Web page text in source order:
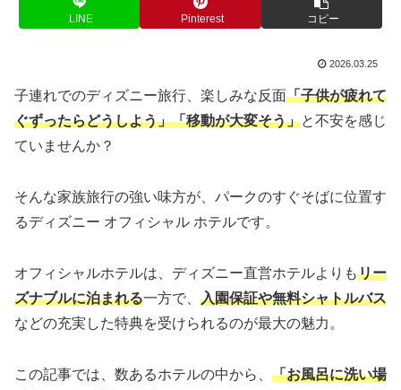
LINE Pinterest コピー
2026.03.25
子連れでのディズニー旅行、楽しみな反面「子供が疲れて
ぐずったらどうしよう」「移動が大変そう」と不安を感じ
ていませんか？
そんな家族旅行の強い味方が、パークのすぐそばに位置す
るディズニー オフィシャル ホテルです。
オフィシャルホテルは、ディズニー直営ホテルよりもリー
ズナブルに泊まれる一方で、 入園保証や無料シャトルバス
などの充実した特典を受けられるのが最大の魅力。
この記事では、数あるホテルの中から、 「お風呂に洗い場